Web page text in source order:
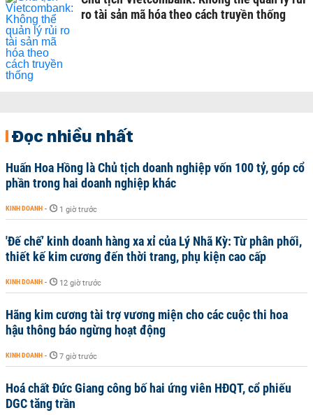
ro tài sản mã hóa theo cách truyền thống
Đọc nhiều nhất
Huấn Hoa Hồng là Chủ tịch doanh nghiệp vốn 100 tỷ, góp cổ
phần trong hai doanh nghiệp khác
KINH DOANH - 1 giờ trước
'Đế chế’ kinh doanh hàng xa xỉ của Lý Nhã Kỳ: Từ phân phối,
thiết kế kim cương đến thời trang, phụ kiện cao cấp
KINH DOANH - 12 giờ trước
Hãng kim cương tài trợ vương miện cho các cuộc thi hoa
hậu thông báo ngừng hoạt động
KINH DOANH - 7 giờ trước
Hoá chất Đức Giang công bố hai ứng viên HĐQT, cổ phiếu
DGC tăng trần